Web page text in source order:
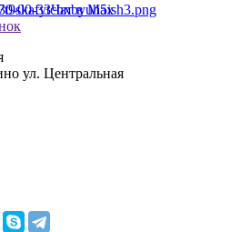
00-33Чат в Max
ул. Центральная